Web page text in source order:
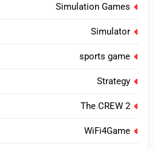
Simulation Games
Simulator
sports game
Strategy
The CREW 2
WiFi4Game